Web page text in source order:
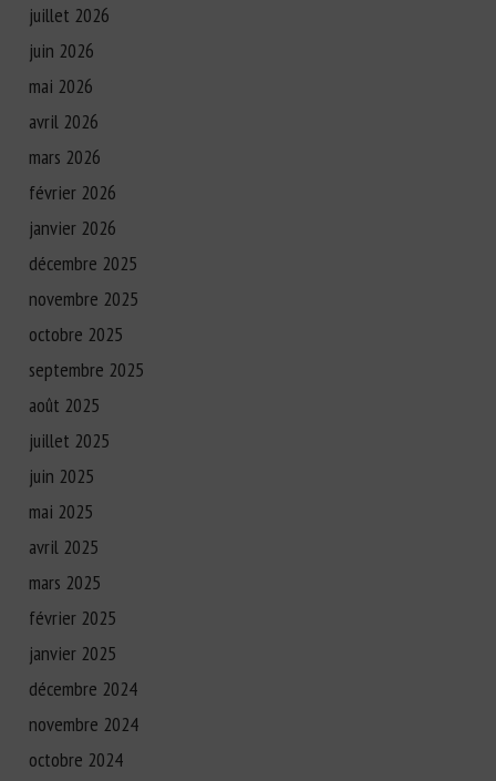
juillet 2026
juin 2026
mai 2026
avril 2026
mars 2026
février 2026
janvier 2026
décembre 2025
novembre 2025
octobre 2025
septembre 2025
août 2025
juillet 2025
juin 2025
mai 2025
avril 2025
mars 2025
février 2025
janvier 2025
décembre 2024
novembre 2024
octobre 2024